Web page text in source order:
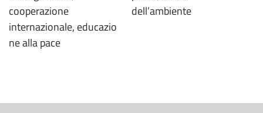
cooperazione
internazionale, educazio
ne alla pace
dell’ambiente